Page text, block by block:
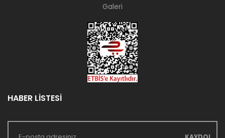
Galeri
HABER LİSTESİ